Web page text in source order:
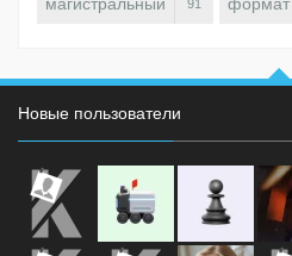
магистральный 91 формат
Новые пользователи